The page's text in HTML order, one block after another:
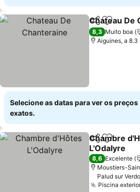
Partilhar
Chateau De
8,3 Muito boa
Aiguines, a 8.3
Selecione as datas para ver os preços
exatos.
Partilhar
Chambre
L'Odalyre
Ver preços
8,6 Excelente
Moustiers-
Palud sur
Piscina